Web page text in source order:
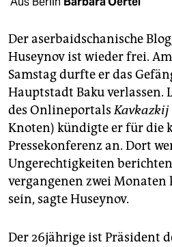
shop
fragen & hilfe
unterstützen
abo
genossenschaft
epaper login
Der aserbaidschanische
Huseynov ist wieder frei.
Samstag durfte er das
Hauptstadt Baku
des OnlineportalsKavkazkij
Knoten) kündigte er für die
Pressekonferenz an. Dort
Ungerechtigkeiten
vergangenen zwei
sein, sagte Huseynov.
Der 26jährige ist Präsident